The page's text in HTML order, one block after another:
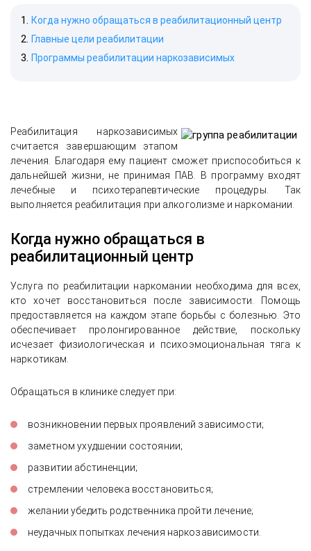
Когда нужно обращаться в реабилитационный центр
Главные цели реабилитации
Программы реабилитации наркозависимых
Реабилитация наркозависимых
считается завершающим этапом
лечения. Благодаря ему пациент сможет приспособиться к
дальнейшей жизни, не принимая ПАВ. В программу входят
лечебные и психотерапевтические процедуры. Так
выполняется реабилитация при алкоголизме и наркомании.
Когда нужно обращаться в
реабилитационный центр
Услуга по реабилитации наркомании необходима для всех,
кто хочет восстановиться после зависимости. Помощь
предоставляется на каждом этапе борьбы с болезнью. Это
обеспечивает пролонгированное действие, поскольку
исчезает физиологическая и психоэмоциональная тяга к
наркотикам.
Обращаться в клинике следует при:
возникновении первых проявлений зависимости;
заметном ухудшении состоянии;
развитии абстиненции;
стремлении человека восстановиться;
желании убедить родственника пройти лечение;
неудачных попытках лечения наркозависимости.